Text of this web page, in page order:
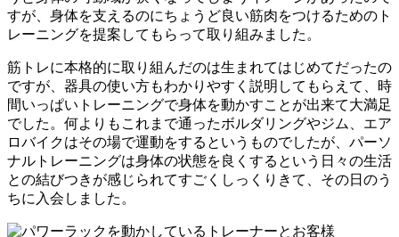
すが、身体を支えるのにちょうど良い筋肉をつけるためのト
レーニングを提案してもらって取り組みました。
筋トレに本格的に取り組んだのは生まれてはじめてだったの
ですが、器具の使い方もわかりやすく説明してもらえて、時
間いっぱいトレーニングで身体を動かすことが出来て大満足
でした。何よりもこれまで通ったボルダリングやジム、エア
ロバイクはその場で運動をするというものでしたが、パーソ
ナルトレーニングは身体の状態を良くするという日々の生活
との結びつきが感じられてすごくしっくりきて、その日のう
ちに入会しました。